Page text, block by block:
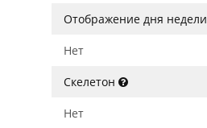
Отображение дня недели
Нет
Скелетон
Нет